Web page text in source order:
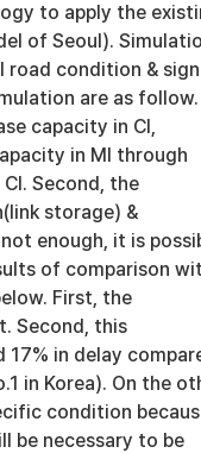
to apply the
of Seoul).
road condition &
are as follow.
capacity in CI,
in MI through
Second, the
storage) &
enough, it is
of comparison
First, the
Second, this
in delay
in Korea). On the
condition
be necessary to be